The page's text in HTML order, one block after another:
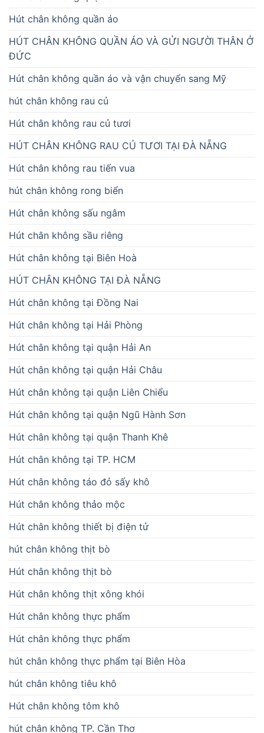
Hút chân không quần áo
HÚT CHÂN KHÔNG QUẦN ÁO VÀ GỬI NGƯỜI THÂN Ở
ĐỨC
Hút chân không quần áo và vận chuyển sang Mỹ
hút chân không rau củ
Hút chân không rau củ tươi
HÚT CHÂN KHÔNG RAU CỦ TƯƠI TẠI ĐÀ NẴNG
Hút chân không rau tiến vua
hút chân không rong biển
Hút chân không sấu ngâm
Hút chân không sầu riêng
Hút chân không tại Biên Hoà
HÚT CHÂN KHÔNG TẠI ĐÀ NẴNG
Hút chân không tại Đồng Nai
Hút chân không tại Hải Phòng
Hút chân không tại quận Hải An
Hút chân không tại quận Hải Châu
Hút chân không tại quận Liên Chiểu
Hút chân không tại quận Ngũ Hành Sơn
Hút chân không tại quận Thanh Khê
Hút chân không tại TP. HCM
Hút chân không táo đỏ sấy khô
Hút chân không thảo mộc
Hút chân không thiết bị điện tử
hút chân không thịt bò
Hút chân không thịt bò
Hút chân không thịt xông khói
Hút chân không thực phẩm
Hút chân không thực phẩm
hút chân không thực phẩm tại Biên Hòa
hút chân không tiêu khô
Hút chân không tôm khô
hút chân không TP. Cần Thơ